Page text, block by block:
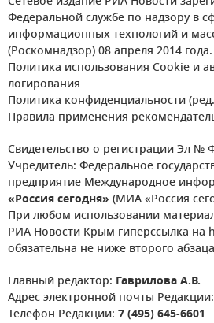
Федеральной службе по надзору в
информационных технологий и
(Роскомнадзор) 08 апреля 2014 года.
Политика использования Cookie и
логирования
Политика конфиденциальности
Правила применения
Свидетельство о регистрации Эл №
Учредитель: Федеральное
предприятие Международное
«Россия сегодня» (МИА «Россия
При любом использовании
РИА Новости Крым гиперссылка на
обязательна не ниже второго
Главный редактор: Гаврилова А.В.
Адрес электронной почты Редакции:
Телефон Редакции: 7 (495) 645-6601